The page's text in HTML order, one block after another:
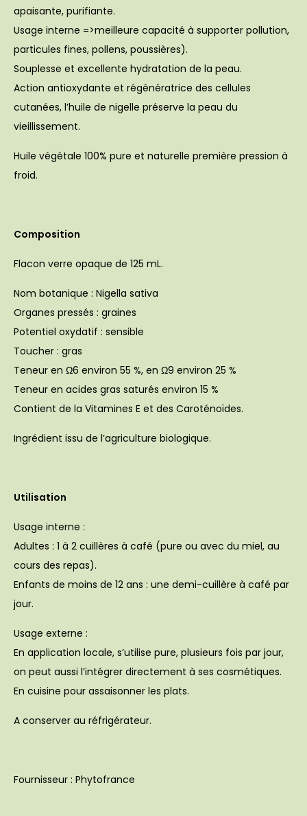
apaisante, purifiante.
Usage interne =>meilleure capacité à supporter pollution,
particules fines, pollens, poussières).
Souplesse et excellente hydratation de la peau.
Action antioxydante et régénératrice des cellules
cutanées, l’huile de nigelle préserve la peau du
vieillissement.
Huile végétale 100% pure et naturelle première pression à
froid.
Composition
Flacon verre opaque de 125 mL.
Nom botanique : Nigella sativa
Organes pressés : graines
Potentiel oxydatif : sensible
Toucher : gras
Teneur en Ω6 environ 55 %, en Ω9 environ 25 %
Teneur en acides gras saturés environ 15 %
Contient de la Vitamines E et des Caroténoïdes.
Ingrédient issu de l’agriculture biologique.
Utilisation
Usage interne :
Adultes : 1 à 2 cuillères à café (pure ou avec du miel, au
cours des repas).
Enfants de moins de 12 ans : une demi-cuillère à café par
jour.
Usage externe :
En application locale, s’utilise pure, plusieurs fois par jour,
on peut aussi l’intégrer directement à ses cosmétiques.
En cuisine pour assaisonner les plats.
A conserver au réfrigérateur.
Fournisseur : Phytofrance